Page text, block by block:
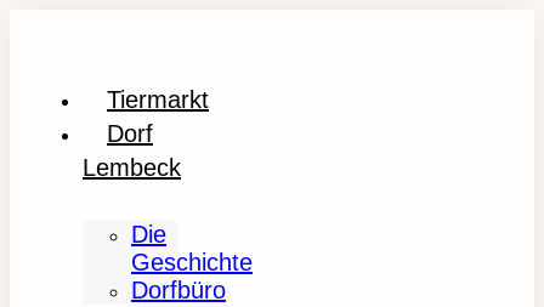
Tiermarkt
Dorf
Lembeck
Die
Geschichte
Dorfbüro